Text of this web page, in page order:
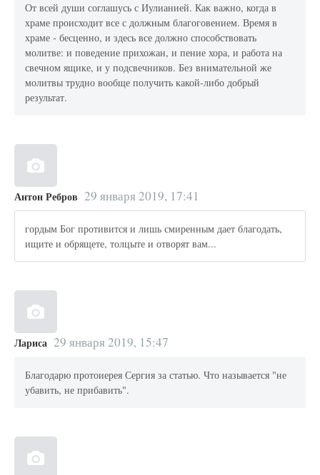
От всей души соглашусь с Иулианией. Как важно, когда в
храме происходит все с должным благоговением. Время в
храме - бесценно, и здесь все должно способствовать
молитве: и поведение прихожан, и пение хора, и работа на
свечном ящике, и у подсвечников. Без внимательной же
молитвы трудно вообще получить какой-либо добрый
результат.
Антон Ребров 29 января 2019, 17:41
гордым Бог противится и лишь смиренным дает благодать,
ищите и обрящете, толцыте и отворят вам...
Лариса 29 января 2019, 15:47
Благодарю протоиерея Сергия за статью. Что называется "не
убавить, не прибавить".